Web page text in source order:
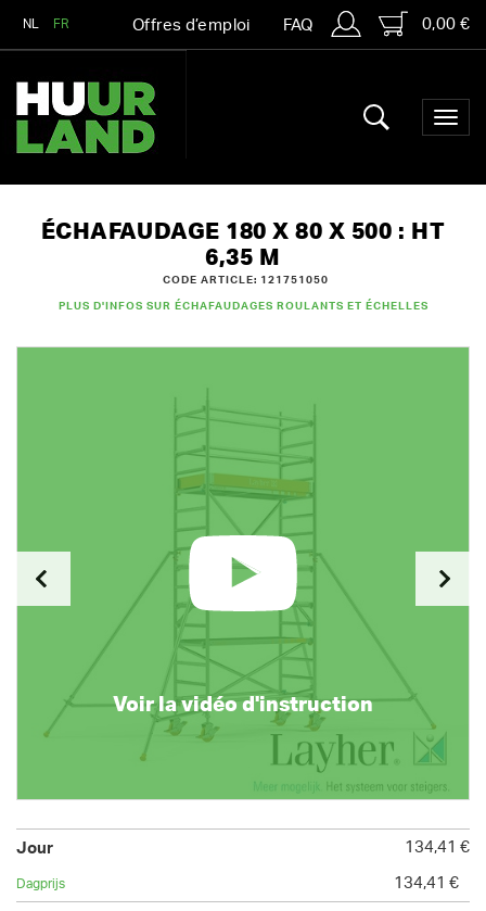
NL FR Offres d’emploi FAQ 0,00 €
ÉCHAFAUDAGE 180 X 80 X 500 : HT
6,35 M
CODE ARTICLE: 121751050
PLUS D'INFOS SUR ÉCHAFAUDAGES ROULANTS ET ÉCHELLES
Voir la vidéo d'instruction
134,41 €
134,41 €